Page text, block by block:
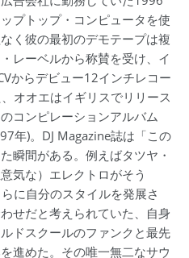
プトップ・コンピュータを使
く彼の最初のデモテープは複
レーベルから称賛を受け、イ
からデビュー12インチレコー
、オオエはイギリスでリリース
コンピレーションアルバム
年)。DJ Magazine誌は「この
瞬間がある。例えばタツヤ・
気な）エレクトロがそう
に自分のスタイルを発展さ
せだと考えられていた、自身
ドスクールのファンクと最先
進めた。その唯一無二なサウ